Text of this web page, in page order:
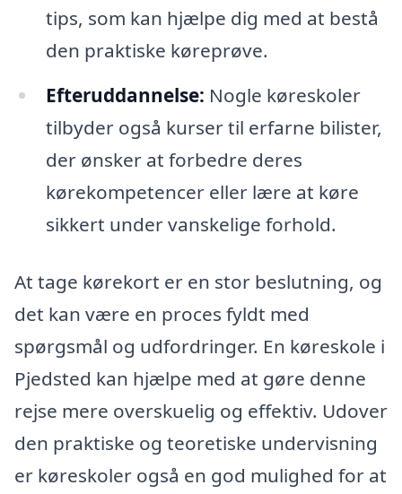
tips, som kan hjælpe dig med at bestå
den praktiske køreprøve.
Efteruddannelse: Nogle køreskoler
tilbyder også kurser til erfarne bilister,
der ønsker at forbedre deres
kørekompetencer eller lære at køre
sikkert under vanskelige forhold.
At tage kørekort er en stor beslutning, og
det kan være en proces fyldt med
spørgsmål og udfordringer. En køreskole i
Pjedsted kan hjælpe med at gøre denne
rejse mere overskuelig og effektiv. Udover
den praktiske og teoretiske undervisning
er køreskoler også en god mulighed for at